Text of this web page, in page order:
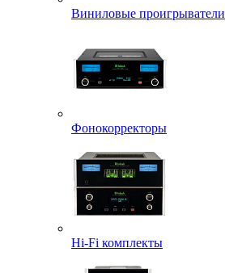
Виниловые проигрыватели
Фонокорректоры
Hi-Fi комплекты